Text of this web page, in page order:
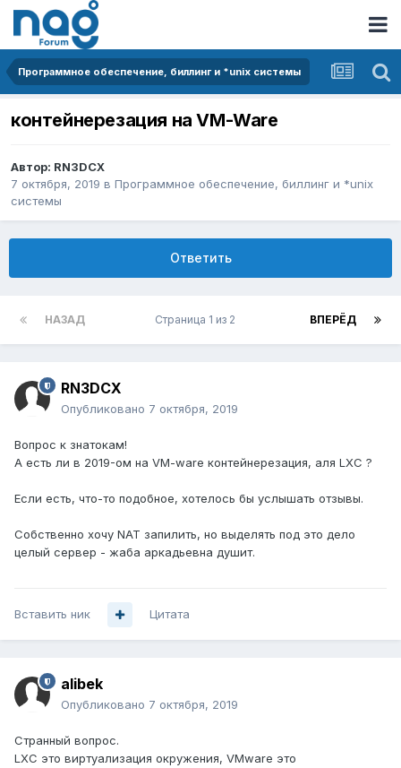
Программное обеспечение, биллинг и *unix системы
контейнерезация на VM-Ware
Автор: RN3DCX
7 октября, 2019 в Программное обеспечение, биллинг и *unix
системы
Ответить
НАЗАД ВПЕРЁД
Страница 1 из 2
RN3DCX
Опубликовано 7 октября, 2019
Вопрос к знатокам!
А есть ли в 2019-ом на VM-ware контейнерезация, аля LXC ?
Если есть, что-то подобное, хотелось бы услышать отзывы.
Собственно хочу NAT запилить, но выделять под это дело
целый сервер - жаба аркадьевна душит.
Вставить ник Цитата
alibek
Опубликовано 7 октября, 2019
Странный вопрос.
LXC это виртуализация окружения, VMware это